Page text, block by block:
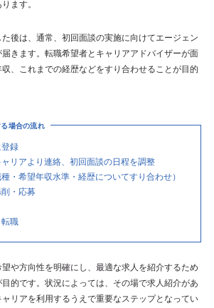
ます。
後は、通常、初回面談の実施に向けてエージェン
届きます。転職希望者とキャリアアドバイザーが面
、これまでの経歴などをすり合わせることが目的
場合の流れ
録
リアより連絡、初回面談の日程を調整
・希望年収水準・経歴についてすり合わせ）
・応募
職
や方向性を明確にし、最適な求人を紹介するため
的です。状況によっては、その場で求人紹介があ
リアを利用するうえで重要なステップとなってい